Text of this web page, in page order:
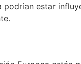
estar